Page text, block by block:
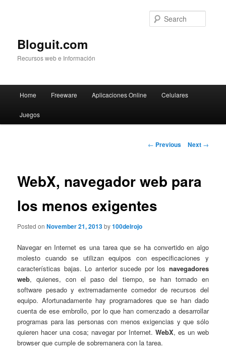
Bloguit.com
Recursos web e Información
Skip
to
Home Freeware Aplicaciones Online Celulares
Juegos
Post
← Previous Next →
WebX, navegador web para
los menos exigentes
Posted onNovember 21, 2013by100delrojo
Navegar en Internet es una tarea que se ha convertido en algo
molesto cuando se utilizan equipos con especificaciones y
características bajas. Lo anterior sucede por los navegadores
web, quienes, con el paso del tiempo, se han tornado en
software pesado y extremadamente comedor de recursos del
equipo. Afortunadamente hay programadores que se han dado
cuenta de ese embrollo, por lo que han comenzado a desarrollar
programas para las personas con menos exigencias y que sólo
quieren hacer una cosa; navegar por Internet. WebX, es un web
browser que cumple de sobremanera con la tarea.